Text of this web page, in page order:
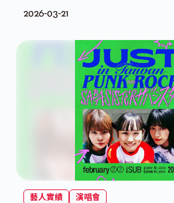
2026-03-21
藝人實績 演唱會